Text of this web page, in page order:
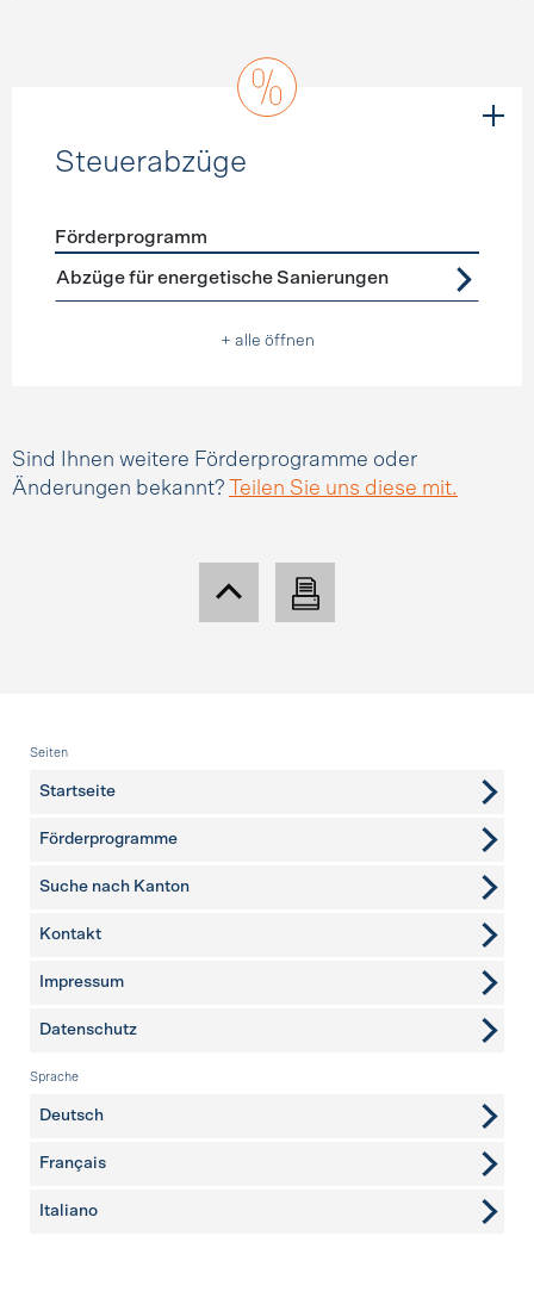
Steuerabzüge
Förderprogramme Steuerabzüge
Förderprogramm
Abzüge für energetische Sanierungen
+ alle öffnen
Sind Ihnen weitere Förderprogramme oder
Änderungen bekannt?
Teilen Sie uns diese mit.
Fusszeile
Seiten
Startseite
Förderprogramme
Suche nach Kanton
weitere Seiten
Kontakt
Impressum
Datenschutz
Sprache
Deutsch
Français
Italiano